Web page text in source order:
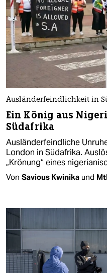
Ausländerfeindlichkeit in
Ein König aus
Südafrika
Ausländerfeindliche
London in Südafrika.
„Krönung“ eines
Von Savious Kwinika und